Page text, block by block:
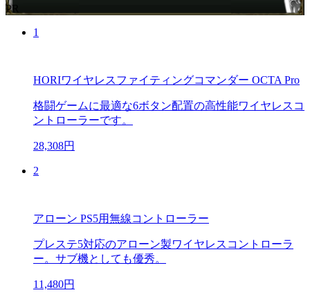
PR
1
HORIワイヤレスファイティングコマンダー OCTA Pro
格闘ゲームに最適な6ボタン配置の高性能ワイヤレスコ
ントローラーです。
28,308円
2
アローン PS5用無線コントローラー
プレステ5対応のアローン製ワイヤレスコントローラ
ー。サブ機としても優秀。
11,480円